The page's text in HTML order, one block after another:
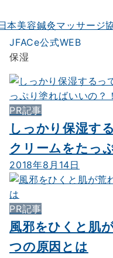
JFACe公式WEB
保湿
PR記事
しっかり保湿す
クリームをたっ
2018年8月14日
PR記事
風邪をひくと肌
つの原因とは